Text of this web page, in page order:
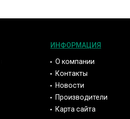
ИНФОРМАЦИЯ
О компании
Контакты
Новости
Производители
Карта сайта